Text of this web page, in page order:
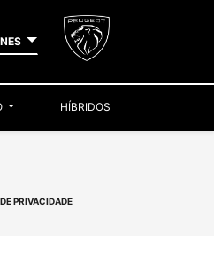
HÍBRIDOS
PRIVACIDADE